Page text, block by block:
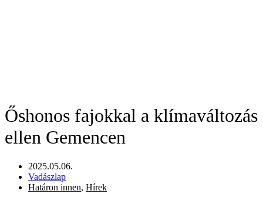
Őshonos fajokkal a klímaváltozás
ellen Gemencen
2025.05.06.
Vadászlap
Határon innen, Hírek